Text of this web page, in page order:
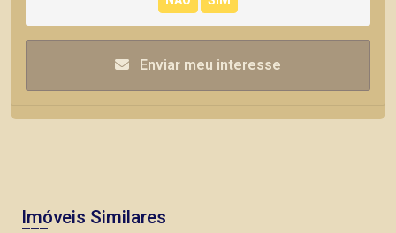
Enviar meu interesse
Imóveis Similares